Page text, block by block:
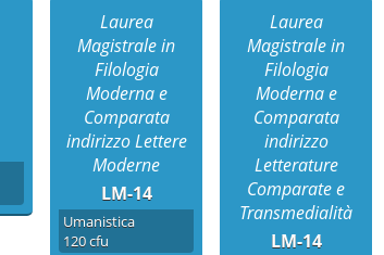
Laurea
Magistrale in
Filologia
Moderna e
Comparata
indirizzo Lettere
Moderne
LM-14
Umanistica
120 cfu
Laurea
Magistrale in
Filologia
Moderna e
Comparata
indirizzo
Letterature
Comparate e
Transmedialità
LM-14